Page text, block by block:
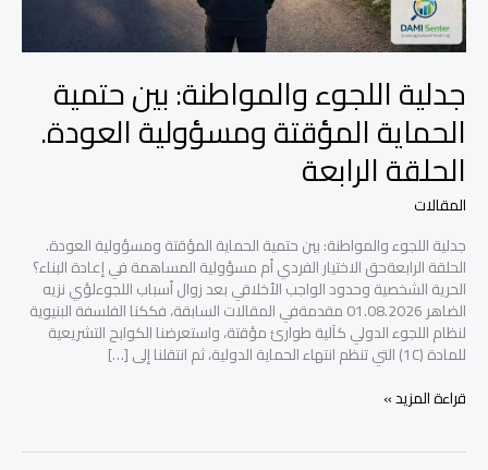
جدلية اللجوء والمواطنة: بين حتمية
الحماية المؤقتة ومسؤولية العودة.
الحلقة الرابعة
المقالات
جدلية اللجوء والمواطنة: بين حتمية الحماية المؤقتة ومسؤولية العودة.
الحلقة الرابعةحق الاختيار الفردي أم مسؤولية المساهمة في إعادة البناء؟
الحرية الشخصية وحدود الواجب الأخلاقي بعد زوال أسباب اللجوءلؤي نزيه
الضاهر 01.08.2026 مقدمةفي المقالات السابقة، فككنا الفلسفة البنيوية
لنظام اللجوء الدولي كآلية طوارئ مؤقتة، واستعرضنا الكوابح التشريعية
للمادة (1C) التي تنظم انتهاء الحماية الدولية، ثم انتقلنا إلى […]
قراءة المزيد »